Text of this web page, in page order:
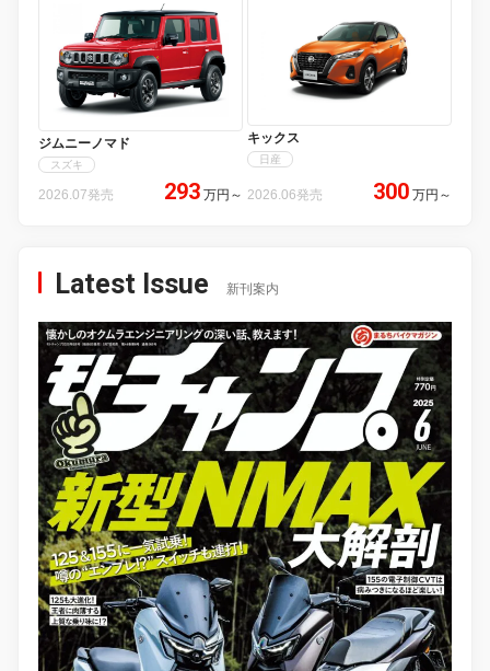
ジムニーノマド
スズキ
2026.07発売 293 万円 ～
キックス
日産
2026.06発売 300 万円 ～
Latest Issue 新刊案内